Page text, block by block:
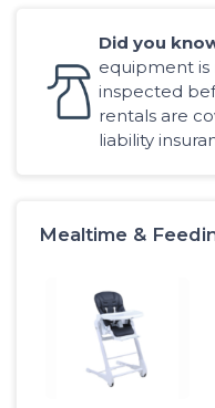
Did you
equipment is
inspected
rentals are
liability
Mealtime &